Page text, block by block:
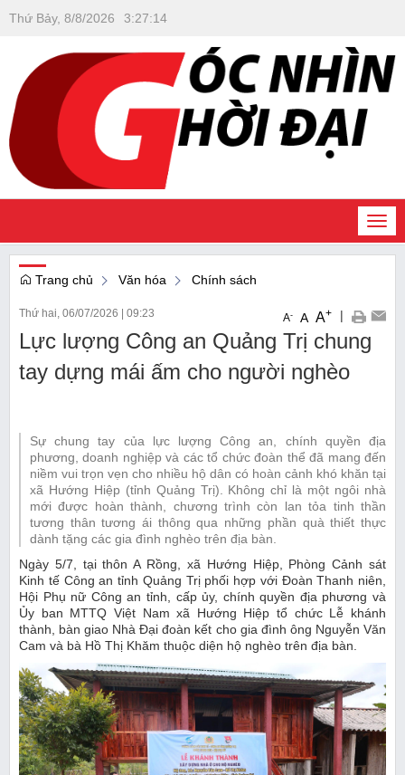
Thứ Bảy, 8/8/2026 3:27:15
Trang chủ Văn hóa Chính sách
Thứ hai, 06/07/2026 09:23 A- A A+ |
Lực lượng Công an Quảng Trị chung
tay dựng mái ấm cho người nghèo
Sự chung tay của lực lượng Công an, chính quyền địa
phương, doanh nghiệp và các tổ chức đoàn thể đã mang đến
niềm vui trọn vẹn cho nhiều hộ dân có hoàn cảnh khó khăn tại
xã Hướng Hiệp (tỉnh Quảng Trị). Không chỉ là một ngôi nhà
mới được hoàn thành, chương trình còn lan tỏa tinh thần
tương thân tương ái thông qua những phần quà thiết thực
dành tặng các gia đình nghèo trên địa bàn.
Ngày 5/7, tại thôn A Rồng, xã Hướng Hiệp, Phòng Cảnh sát
Kinh tế Công an tỉnh Quảng Trị phối hợp với Đoàn Thanh niên,
Hội Phụ nữ Công an tỉnh, cấp ủy, chính quyền địa phương và
Ủy ban MTTQ Việt Nam xã Hướng Hiệp tổ chức Lễ khánh
thành, bàn giao Nhà Đại đoàn kết cho gia đình ông Nguyễn Văn
Cam và bà Hồ Thị Khăm thuộc diện hộ nghèo trên địa bàn.